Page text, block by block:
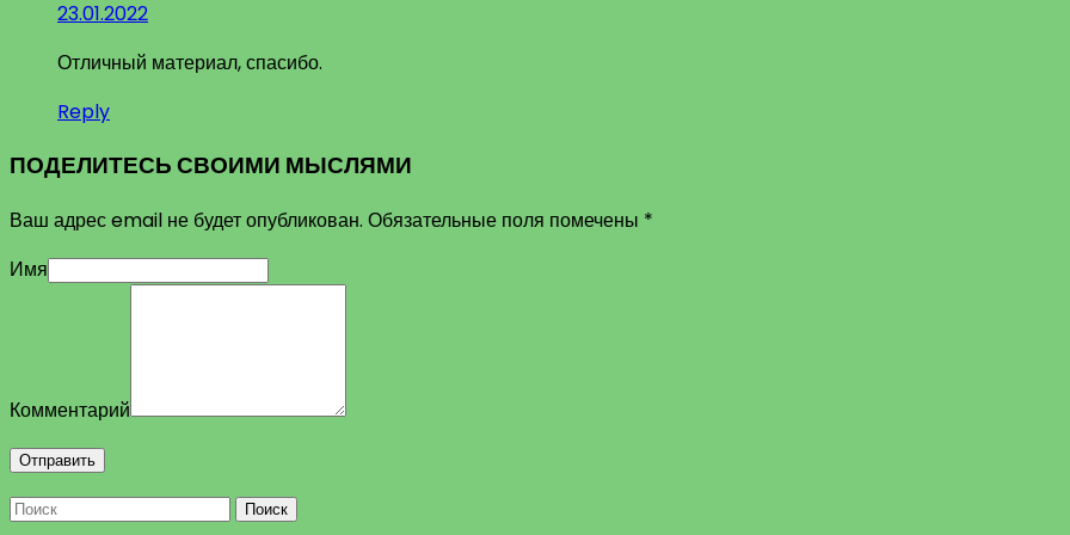
23.01.2022
Отличный материал, спасибо.
Reply
ПОДЕЛИТЕСЬ СВОИМИ МЫСЛЯМИ
Ваш адрес email не будет опубликован. Обязательные поля помечены *
Имя
Комментарий
Поиск